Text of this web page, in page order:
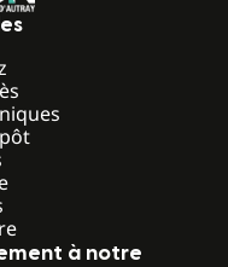
à notre